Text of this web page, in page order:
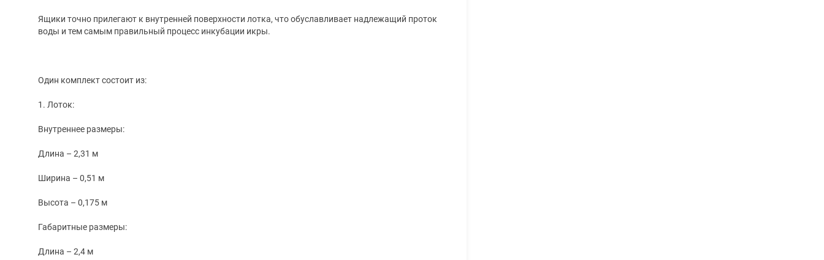
Ящики точно прилегают к внутренней поверхности лотка, что обуславливает надлежащий проток
воды и тем самым правильный процесс инкубации икры.
Один комплект состоит из:
1. Лоток:
Внутреннее размеры:
Длина – 2,31 м
Ширина – 0,51 м
Высота – 0,175 м
Габаритные размеры:
Длина – 2,4 м